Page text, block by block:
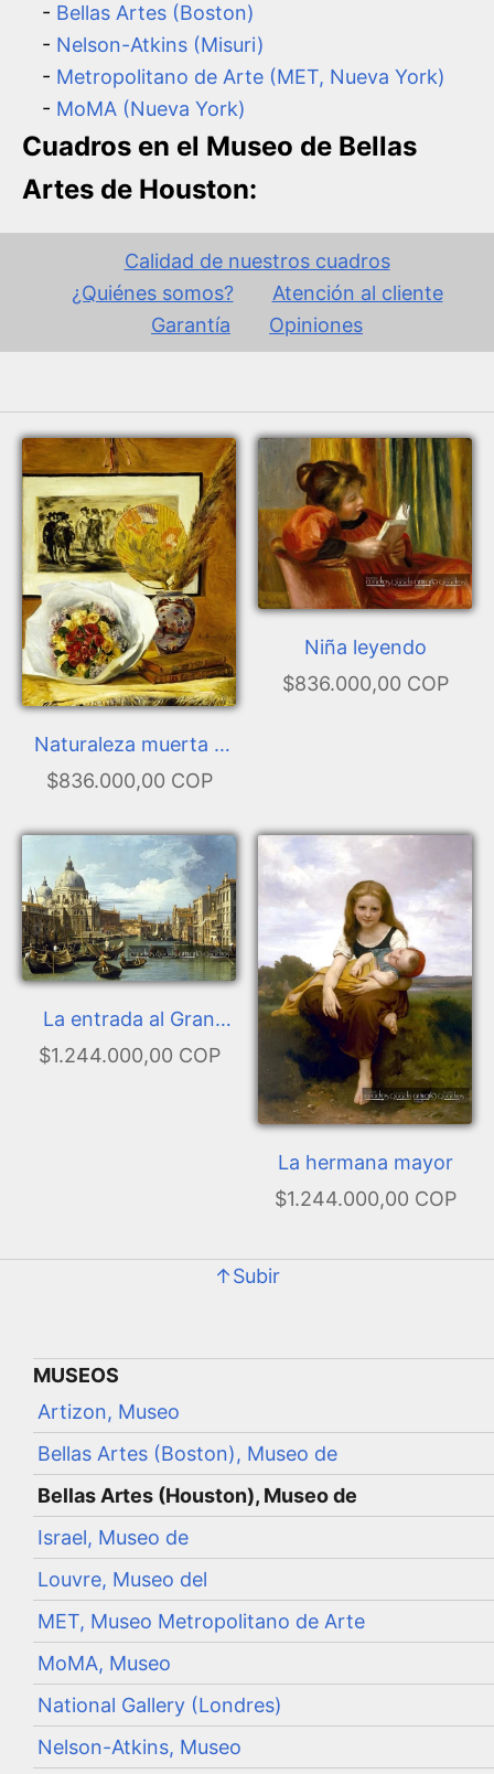
MUSEOS
Artizon, Museo
Bellas Artes (Boston), Museo de
Bellas Artes (Houston), Museo de
Israel, Museo de
Louvre, Museo del
MET, Museo Metropolitano de Arte
MoMA, Museo
National Gallery (Londres)
Nelson-Atkins, Museo
- Bellas Artes (Boston)
- Nelson-Atkins (Misuri)
- Metropolitano de Arte (MET, Nueva York)
- MoMA (Nueva York)
Cuadros en el Museo de Bellas
Artes de Houston:
Calidad de nuestros cuadros
¿Quiénes somos?
Atención al cliente
Garantía
Opiniones
Naturaleza muerta y
bouquet
$836.000,00 COP
Niña leyendo
$836.000,00 COP
La entrada al Gran
Canal de Venecia,
$1.244.000,00 COP
La hermana mayor
$1.244.000,00 COP
↑Subir